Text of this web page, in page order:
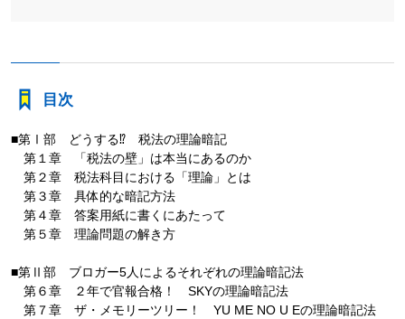
目次
■第Ⅰ部 どうする⁉ 税法の理論暗記
第１章 「税法の壁」は本当にあるのか
第２章 税法科目における「理論」とは
第３章 具体的な暗記方法
第４章 答案用紙に書くにあたって
第５章 理論問題の解き方
■第Ⅱ部 ブロガー5人によるそれぞれの理論暗記法
第６章 ２年で官報合格！ SKYの理論暗記法
第７章 ザ・メモリーツリー！ YU ME NO U Eの理論暗記法